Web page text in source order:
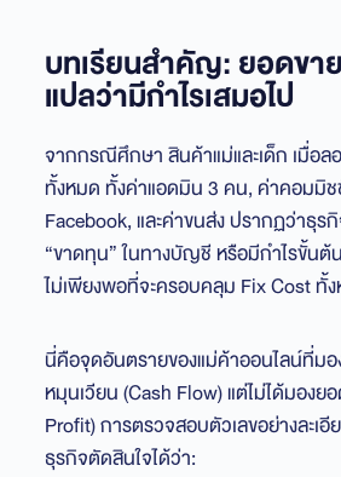
บทเรียนสำคัญ: ยอดขาย
แปลว่ามีกำไรเสมอไป
จากกรณีศึกษา สินค้าแม่และเด็ก เมื่อล
ทั้งหมด ทั้งค่าแอดมิน 3 คน, ค่าคอมมิ
Facebook, และค่าขนส่ง ปรากฏว่าธุ
“ขาดทุน” ในทางบัญชี หรือมีกำไรขั้น
ไม่เพียงพอที่จะครอบคลุม Fix Cost ทั้
นี่คือจุดอันตรายของแม่ค้าออนไลน์ที่มอ
หมุนเวียน (Cash Flow) แต่ไม่ได้มองย
Profit) การตรวจสอบตัวเลขอย่างละเอี
ธุรกิจตัดสินใจได้ว่า: